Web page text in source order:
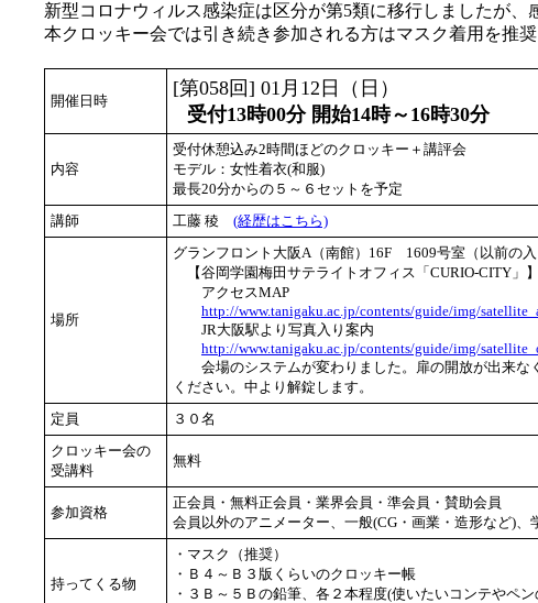
新型コロナウィルス感染症は区分が第5類に移行しましたが、
本クロッキー会では引き続き参加される方はマスク着用を推奨
開催日時
[第058回] 01月12日（日）
受付13時00分 開始14時～16時30分
内容
受付休憩込み2時間ほどのクロッキー＋講評会
モデル：女性着衣(和服)
最長20分からの５～６セットを予定
講師
工藤 稜 (経歴はこちら)
場所
グランフロント大阪A（南館）16F 1609号室（以前の入
【谷岡学園梅田サテライトオフィス「CURIO-CITY」】
アクセスMAP
http://www.tanigaku.ac.jp/contents/guide/img/
JR大阪駅より写真入り案内
http://www.tanigaku.ac.jp/contents/guide/img/
会場のシステムが変わりました。扉の開放が出来な
ください。中より解錠します。
定員
３０名
クロッキー会の
受講料
無料
参加資格
正会員・無料正会員・業界会員・準会員・賛助会員
会員以外のアニメーター、一般(CG・画業・造形など)、
持ってくる物
・マスク（推奨）
・Ｂ４～Ｂ３版くらいのクロッキー帳
・３Ｂ～５Ｂの鉛筆、各２本程度(使いたいコンテやペ